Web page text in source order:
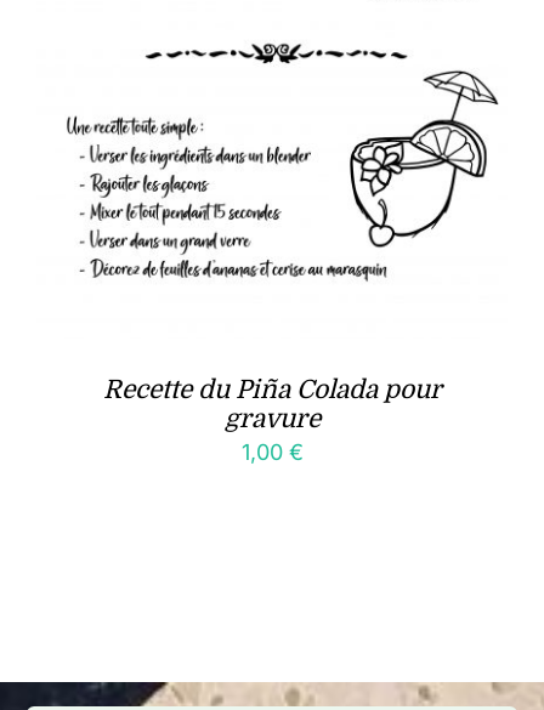
Recette du Piña Colada pour
gravure
1,00 €